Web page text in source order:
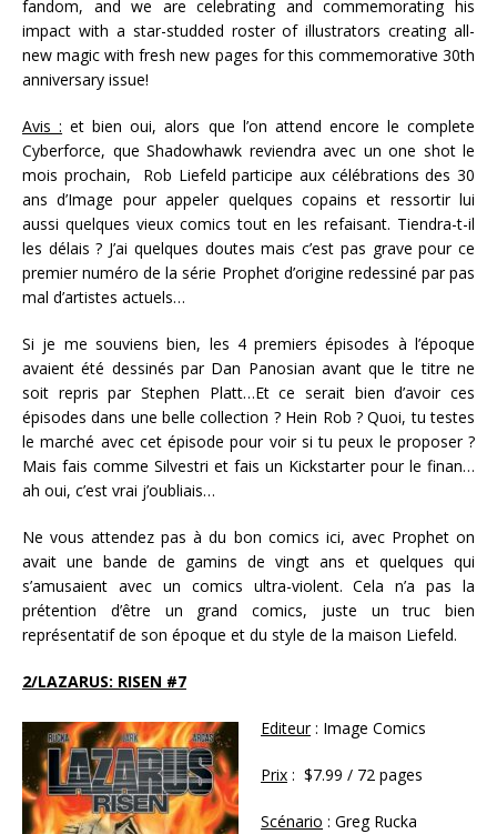
fandom, and we are celebrating and commemorating his
impact with a star-studded roster of illustrators creating all-
new magic with fresh new pages for this commemorative 30th
anniversary issue!
Avis : et bien oui, alors que l’on attend encore le complete
Cyberforce, que Shadowhawk reviendra avec un one shot le
mois prochain, Rob Liefeld participe aux célébrations des 30
ans d’Image pour appeler quelques copains et ressortir lui
aussi quelques vieux comics tout en les refaisant. Tiendra-t-il
les délais ? J’ai quelques doutes mais c’est pas grave pour ce
premier numéro de la série Prophet d’origine redessiné par pas
mal d’artistes actuels…
Si je me souviens bien, les 4 premiers épisodes à l’époque
avaient été dessinés par Dan Panosian avant que le titre ne
soit repris par Stephen Platt…Et ce serait bien d’avoir ces
épisodes dans une belle collection ? Hein Rob ? Quoi, tu testes
le marché avec cet épisode pour voir si tu peux le proposer ?
Mais fais comme Silvestri et fais un Kickstarter pour le finan…
ah oui, c’est vrai j’oubliais…
Ne vous attendez pas à du bon comics ici, avec Prophet on
avait une bande de gamins de vingt ans et quelques qui
s’amusaient avec un comics ultra-violent. Cela n’a pas la
prétention d’être un grand comics, juste un truc bien
représentatif de son époque et du style de la maison Liefeld.
2/LAZARUS: RISEN #7
Editeur: Image Comics
Prix : $7.99 / 72 pages
Scénario : Greg Rucka